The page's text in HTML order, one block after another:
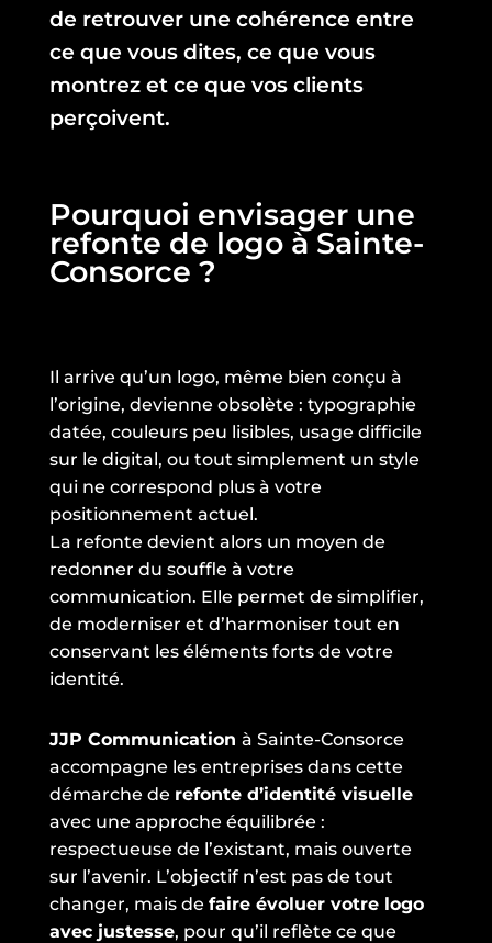
de retrouver une cohérence entre
ce que vous dites, ce que vous
montrez et ce que vos clients
perçoivent.
Pourquoi envisager une
refonte de logo à Sainte-
Consorce ?
Il arrive qu’un logo, même bien conçu à
l’origine, devienne obsolète : typographie
datée, couleurs peu lisibles, usage difficile
sur le digital, ou tout simplement un style
qui ne correspond plus à votre
positionnement actuel.
La refonte devient alors un moyen de
redonner du souffle à votre
communication. Elle permet de simplifier,
de moderniser et d’harmoniser tout en
conservant les éléments forts de votre
identité.
JJP Communication à Sainte-Consorce
accompagne les entreprises dans cette
démarche de refonte d’identité visuelle
avec une approche équilibrée :
respectueuse de l’existant, mais ouverte
sur l’avenir. L’objectif n’est pas de tout
changer, mais de faire évoluer votre logo
avec justesse, pour qu’il reflète ce que